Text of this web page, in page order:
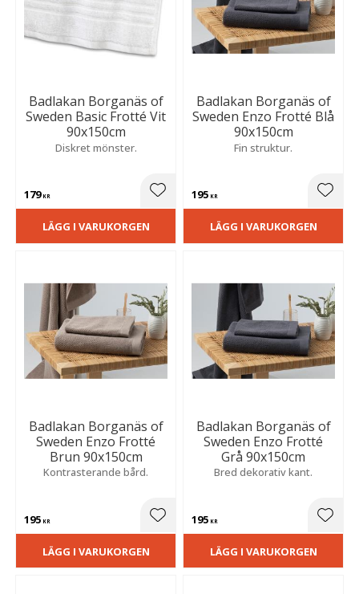
Badlakan Borganäs of
Sweden Basic Frotté Vit
90x150cm
Diskret mönster.
179KR Lägg till i favoriter
LÄGG I VARUKORGEN
Badlakan Borganäs of
Sweden Enzo Frotté Blå
90x150cm
Fin struktur.
195 KR
LÄGG I VARUKORGEN
Badlakan Borganäs of
Sweden Enzo Frotté
Brun 90x150cm
Kontrasterande bård.
195 KR Lägg till i favoriter
LÄGG I VARUKORGEN
Badlakan Borganäs of
Sweden Enzo Frotté
Grå 90x150cm
Bred dekorativ kant.
195 KR
LÄGG I VARUKORGEN